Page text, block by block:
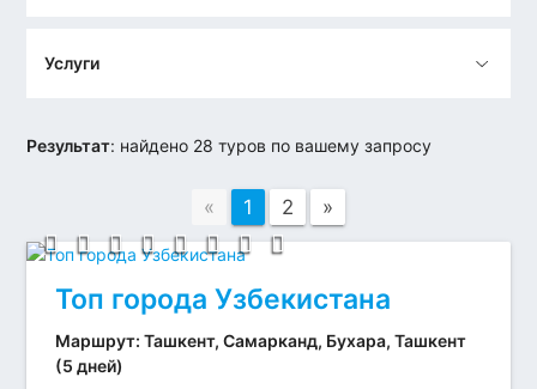
Услуги
Результат: найдено 28 туров по вашему запросу
« 1 2 »
Топ города Узбекистана
Маршрут: Ташкент, Самарканд, Бухара, Ташкент
(5 дней)